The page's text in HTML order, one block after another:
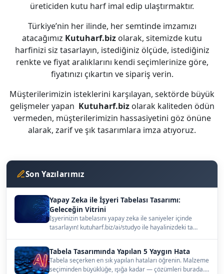
üreticiden kutu harf imal edip ulaştırmaktır.
Türkiye’nin her ilinde, her semtinde imzamızı
atacağımız Kutuharf.biz olarak, sitemizde kutu
harfinizi siz tasarlayın, istediğiniz ölçüde, istediğiniz
renkte ve fiyat aralıklarını kendi seçimlerinize göre,
fiyatınızı çıkartın ve sipariş verin.
Müşterilerimizin isteklerini karşılayan, sektörde büyük
gelişmeler yapan Kutuharf.bizolarak kaliteden ödün
vermeden, müşterilerimizin hassasiyetini göz önüne
alarak, zarif ve şık tasarımlara imza atıyoruz.
Son Yazılarımız
Yapay Zeka ile İşyeri Tabelası Tasarımı:
Geleceğin Vitrini
İşyerinizin tabelasını yapay zeka ile saniyeler içinde
tasarlayın! kutuharf.biz/ai/studyo ile hayalinizdeki ta…
Tabela Tasarımında Yapılan 5 Yaygın Hata
Tabela seçerken en sık yapılan hataları öğrenin. Malzeme
seçiminden büyüklüğe, ışığa kadar — çözümleri burada.…